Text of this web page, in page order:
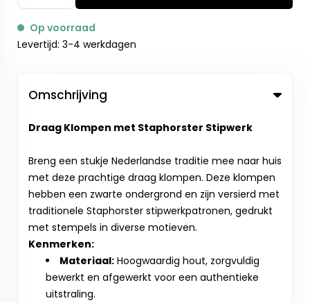
Op voorraad
Levertijd: 3-4 werkdagen
Omschrijving
Draag Klompen met Staphorster Stipwerk
Breng een stukje Nederlandse traditie mee naar huis
met deze prachtige draag klompen. Deze klompen
hebben een zwarte ondergrond en zijn versierd met
traditionele Staphorster stipwerkpatronen, gedrukt
met stempels in diverse motieven.
Kenmerken:
Materiaal: Hoogwaardig hout, zorgvuldig
bewerkt en afgewerkt voor een authentieke
uitstraling.